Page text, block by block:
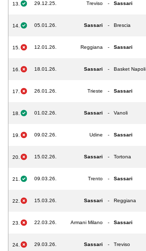
13. 29.12.25. Treviso - Sassari
14. 05.01.26. Sassari - Brescia
15. 12.01.26. Reggiana - Sassari
16. 18.01.26. Sassari - Basket Napoli
17. 26.01.26. Trieste - Sassari
18. 01.02.26. Sassari - Vanoli
19. 09.02.26. Udine - Sassari
20. 15.02.26. Sassari - Tortona
21. 09.03.26. Trento - Sassari
22. 15.03.26. Sassari - Reggiana
23. 22.03.26. Armani Milano - Sassari
24. 29.03.26. Sassari - Treviso